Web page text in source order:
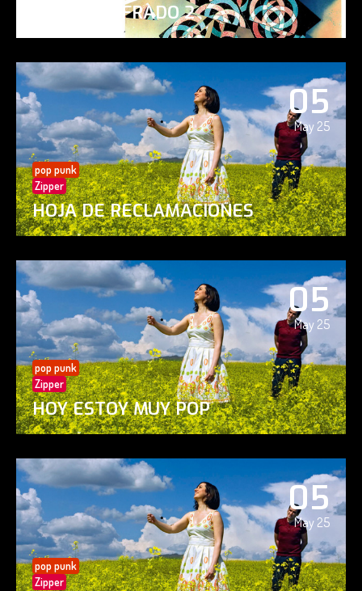
PAISAJE CIFRADO 2
05
May 25
pop punk
Zipper
HOJA DE RECLAMACIONES
05
May 25
pop punk
Zipper
HOY ESTOY MUY POP
05
May 25
pop punk
Zipper